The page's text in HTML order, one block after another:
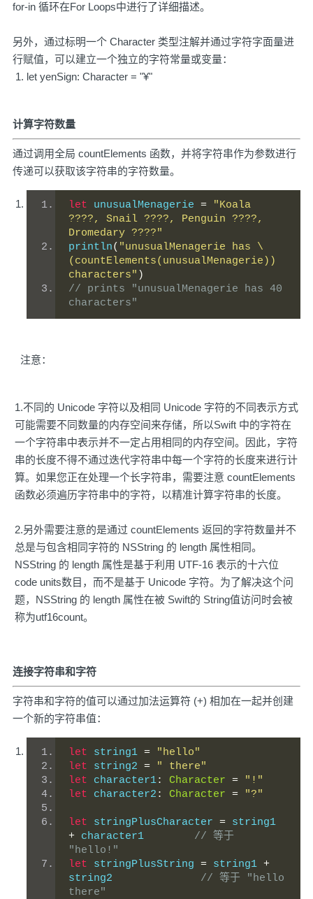
for-in 循环在For Loops中进行了详细描述。
另外，通过标明一个 Character 类型注解并通过字符字面量进
行赋值，可以建立一个独立的字符常量或变量：
let yenSign: Character = "¥"
计算字符数量
通过调用全局 countElements 函数，并将字符串作为参数进行
传递可以获取该字符串的字符数量。
let unusualMenagerie =
"Koala
????, Snail ????, Penguin ????,
Dromedary ????"
println( "unusualMenagerie has \
(countElements(unusualMenagerie))
characters" )
// prints "unusualMenagerie has 40
characters"
注意：
1.不同的 Unicode 字符以及相同 Unicode 字符的不同表示方式
可能需要不同数量的内存空间来存储，所以Swift 中的字符在
一个字符串中表示并不一定占用相同的内存空间。因此，字符
串的长度不得不通过迭代字符串中每一个字符的长度来进行计
算。如果您正在处理一个长字符串，需要注意 countElements
函数必须遍历字符串中的字符，以精准计算字符串的长度。
2.另外需要注意的是通过 countElements 返回的字符数量并不
总是与包含相同字符的 NSString 的 length 属性相同。
NSString 的 length 属性是基于利用 UTF-16 表示的十六位
code units数目，而不是基于 Unicode 字符。为了解决这个问
题，NSString 的 length 属性在被 Swift的 String值访问时会被
称为utf16count。
连接字符串和字符
字符串和字符的值可以通过加法运算符 (+) 相加在一起并创建
一个新的字符串值：
let string1 =
"hello"
let string2 =
" there"
let character1: Character =
"!"
let character2 : Character = "?"
let stringPlusCharacter =
+ character1 // 等于
"hello!"
let stringPlusString = string1 +
string2 // 等于 "hello
there"